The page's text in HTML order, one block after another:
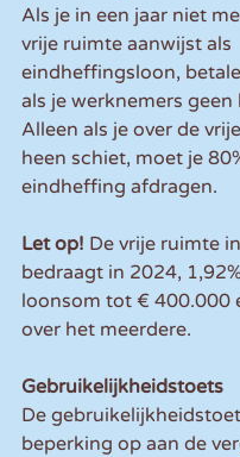
Als je in een jaar niet
vrije ruimte aanwijst als
eindheffingsloon,
als je werknemers geen
Alleen als je over de
heen schiet, moet je
eindheffing afdragen.
Let op! De vrije ruimte
bedraagt in 2024,
loonsom tot € 400.000
over het meerdere.
Gebruikelijkheidstoets
De
beperking op aan de